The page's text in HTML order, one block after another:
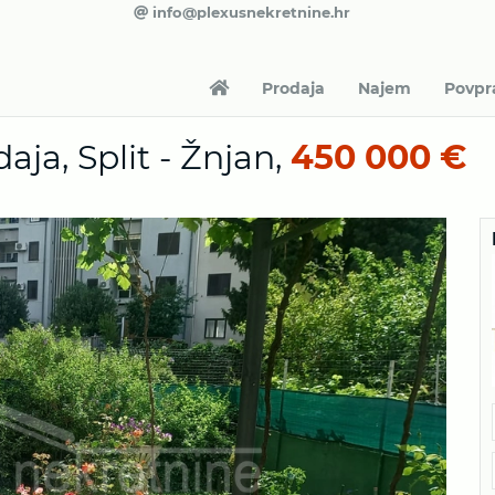
info@plexusnekretnine.hr
Prodaja Najem
Split - Žnjan, 450 000 €